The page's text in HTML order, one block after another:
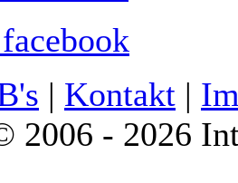
| Kontakt |
2006 - 2026